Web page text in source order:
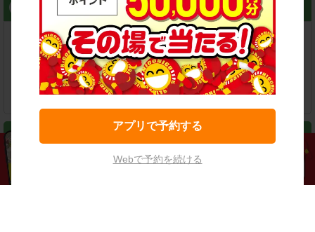
スマートフォン
アプリで予約する
Webで予約を続ける